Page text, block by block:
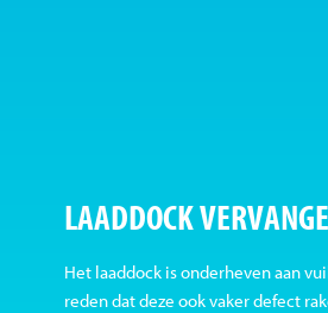
LAADDOCK
Het laaddock is onderheven aan
reden dat deze ook vaker defect